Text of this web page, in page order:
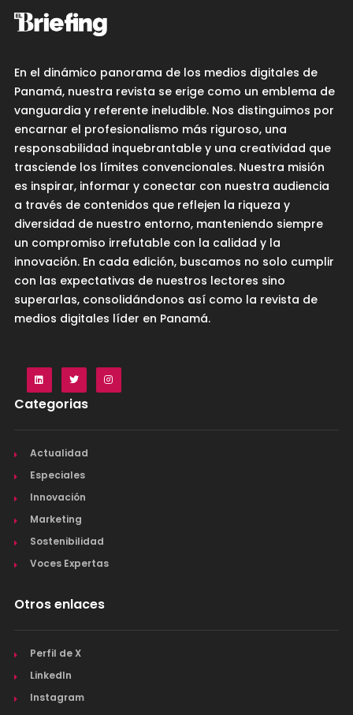
En el dinámico panorama de los medios digitales de
Panamá, nuestra revista se erige como un emblema de
vanguardia y referente ineludible. Nos distinguimos por
encarnar el profesionalismo más riguroso, una
responsabilidad inquebrantable y una creatividad que
trasciende los límites convencionales. Nuestra misión
es inspirar, informar y conectar con nuestra audiencia
a través de contenidos que reflejen la riqueza y
diversidad de nuestro entorno, manteniendo siempre
un compromiso irrefutable con la calidad y la
innovación. En cada edición, buscamos no solo cumplir
con las expectativas de nuestros lectores sino
superarlas, consolidándonos así como la revista de
medios digitales líder en Panamá.
Categorias
Actualidad
Especiales
Innovación
Marketing
Sostenibilidad
Voces Expertas
Otros enlaces
Perfil de X
LinkedIn
Instagram